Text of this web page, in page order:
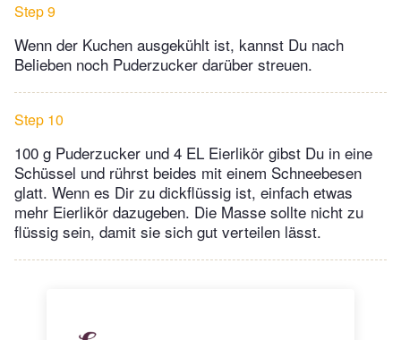
Step 9
Wenn der Kuchen ausgekühlt ist, kannst Du nach
Belieben noch Puderzucker darüber streuen.
Step 10
100 g Puderzucker und 4 EL Eierlikör gibst Du in eine
Schüssel und rührst beides mit einem Schneebesen
glatt. Wenn es Dir zu dickflüssig ist, einfach etwas
mehr Eierlikör dazugeben. Die Masse sollte nicht zu
flüssig sein, damit sie sich gut verteilen lässt.